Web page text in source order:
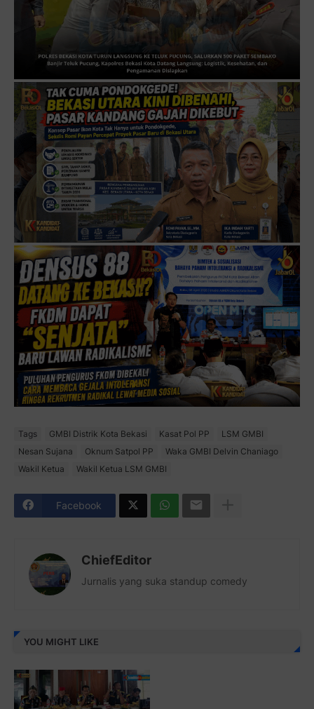
Tags GMBI Distrik Kota Bekasi Kasat Pol PP
LSM GMBI
Nesan Sujana
Oknum Satpol PP
Waka GMBI Delvin Chaniago
Wakil Ketua
Wakil Ketua LSM GMBI
Facebook
ChiefEditor
Jurnalis yang suka standup comedy
YOU MIGHT LIKE